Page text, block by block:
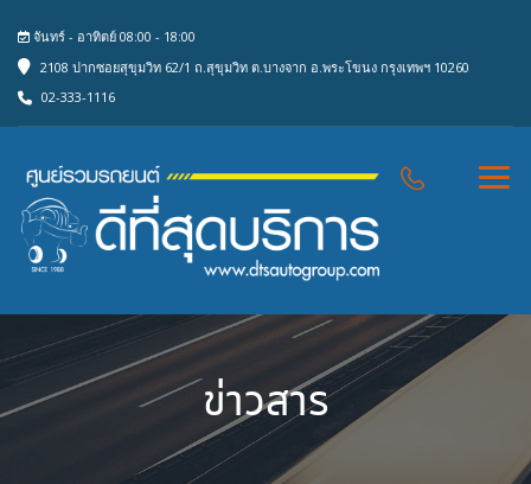
จันทร์ - อาทิตย์ 08:00 - 18:00
2108 ปากซอยสุขุมวิท 62/1 ถ.สุขุมวิท ต.บางจาก อ.พระโขนง กรุงเทพฯ 10260
02-333-1116
ข่าวสาร